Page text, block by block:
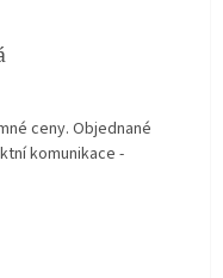
hvězdiček.
ceny. Objednané
komunikace -
hvězdiček.